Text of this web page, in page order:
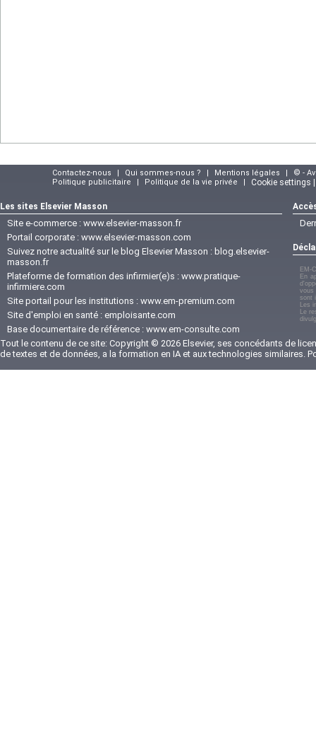
Contactez-nous Qui sommes-nous ? Mentions légales
© -
Politique publicitaire
Politique de la vie privée Cookie settings
Les sites Elsevier Masson
Site e-commerce : www.elsevier-masson.fr
Portail corporate : www.elsevier-masson.com
Suivez notre actualité sur le blog Elsevier Masson : blog.elsevier-
masson.fr
Plateforme de formation des infirmier(e)s : www.pratique-
infirmiere.com
Site portail pour les institutions : www.em-premium.com
Site d'emploi en santé : emploisante.com
Base documentaire de référence : www.em-consulte.com
EM-
En
vous
sont
Les
Le
Tout le contenu de ce site: Copyright © 2026 Elsevier, ses concédants de
de textes et de données, a la formation en IA et aux technologies similaires.